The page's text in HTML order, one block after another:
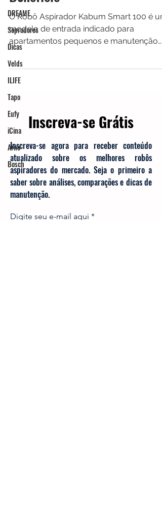
DREAME
Sopradores
Dicas
Velds
ILIFE
Tapo
Eufy
iCina
Arno
Bosch
Benefício
O Robô Aspirador Kabum Smart 100 é
modelo de entrada indicado para
apartamentos pequenos e manutenção
autonomia de até 90 minutos e cobertura
média entre 40 e 60 m² por ciclo, ele
entrega um desempenho coerente com
sua proposta. Não possui navegação a
laser, mas cumpre bem a função de
automatizar a limpeza básica com bom
custo-benefício em 2026.
Inscreva-se Grátis
Inscreva-se agora para receber conteúdo
atualizado sobre os melhores robôs
aspiradores do mercado. Seja o primeiro a
saber sobre análises, comparações e dicas de
manutenção.